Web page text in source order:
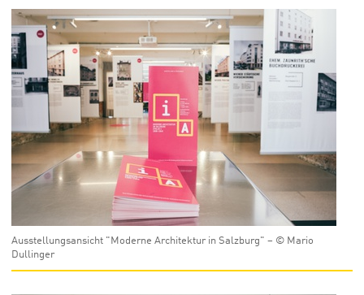
Ausstellungsansicht "Moderne Architektur in Salzburg" – © Mario
Dullinger